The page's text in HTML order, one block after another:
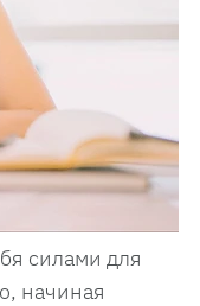
силами для
начиная